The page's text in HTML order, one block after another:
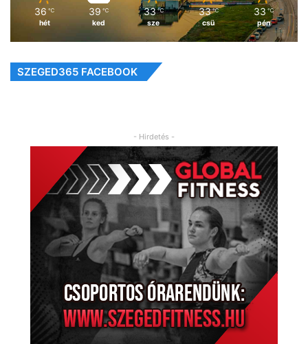
36 ℃
hét
39 ℃
ked
33 ℃
sze
33 ℃
csü
33 ℃
pén
SZEGED365 FACEBOOK
- Hirdetés -